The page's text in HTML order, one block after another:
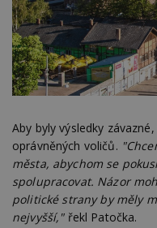
Aby byly výsledky
oprávněných voličů.
města, abychom se
spolupracovat. Názor
politické strany by měly
nejvyšší,"řekl Patočka.